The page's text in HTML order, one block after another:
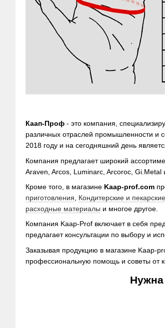
Каап-Проф - это компания,
различных отраслей промышленности и
2018 году и на сегодняшний день
Компания предлагает широкий
Araven, Arcos, Luminarc, Arcoroc, Gi.Metal
Кроме того, в магазине Kaap-prof.com
приготовления
Кондитерские и
расходные материалы и многое другое.
Компания Kaap-Prof включает в себя
предлагает консультации по выбору и
Заказывая продукцию в магазине Kaap-
профессиональную помощь и советы от
Нужна